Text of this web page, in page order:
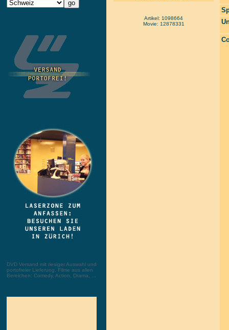
DVD Versand mit riesiger Auswahl und
portofreier Lieferung. Filme aus allen
Bereichen: Comedy, Action, Drama, ...
Artikel: 1098664
Movie: 12878331